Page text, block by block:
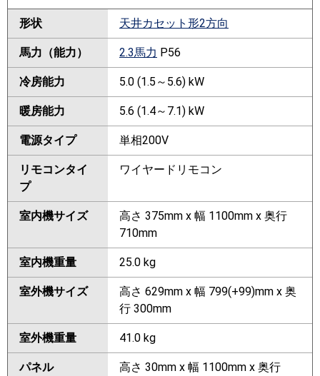
形状 天井カセット形2方向
馬力（能力） 2.3馬力 P56
冷房能力 5.0 (1.5～5.6) kW
暖房能力 5.6 (1.4～7.1) kW
電源タイプ 単相200V
リモコンタイ
プ
ワイヤードリモコン
室内機サイズ
高さ 375mm x 幅 1100mm x 奥行
710mm
室内機重量 25.0 kg
室外機サイズ
高さ 629mm x 幅 799(+99)mm x 奥
行 300mm
室外機重量 41.0 kg
パネル
高さ 30mm x 幅 1100mm x 奥行